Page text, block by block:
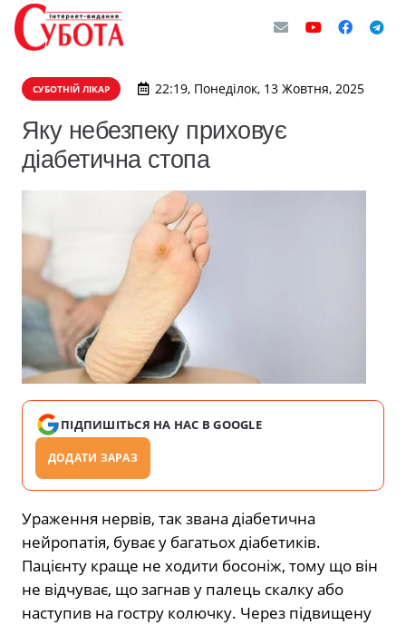
СУБОТНІЙ ЛІКАР 22:19, Понеділок, 13 Жовтня, 2025
Яку небезпеку приховує
діабетична стопа
ПІДПИШІТЬСЯ НА НАС В GOOGLE
ДОДАТИ ЗАРАЗ
Ураження нервів, так звана діабетична
нейропатія, буває у багатьох діабетиків.
Пацієнту краще не ходити босоніж, тому що він
не відчуває, що загнав у палець скалку або
наступив на гостру колючку. Через підвищену